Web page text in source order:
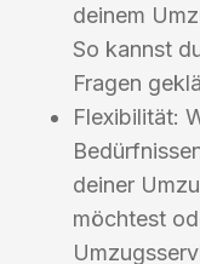
deinem
So kannst
Fragen
Flexibilität:
deiner
möchtest